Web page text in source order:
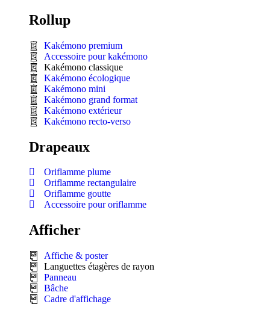
Rollup
Kakémono premium
Accessoire pour kakémono
Kakémono classique
Kakémono écologique
Kakémono mini
Kakémono grand format
Kakémono extérieur
Kakémono recto-verso
Drapeaux
Oriflamme plume
Oriflamme rectangulaire
Oriflamme goutte
Accessoire pour oriflamme
Afficher
Affiche & poster
Languettes étagères de rayon
Panneau
Bâche
Cadre d'affichage